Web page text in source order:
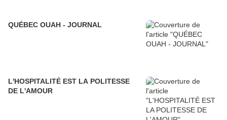
QUÉBEC OUAH - JOURNAL
L'HOSPITALITÉ EST LA POLITESSE
DE L'AMOUR